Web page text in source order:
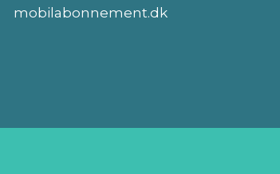
mobilabonnement.dk